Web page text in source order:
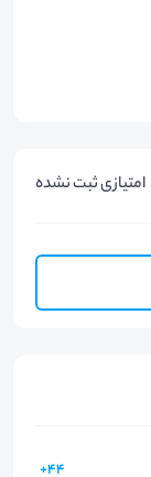
امتیازی ثبت نشده
44+